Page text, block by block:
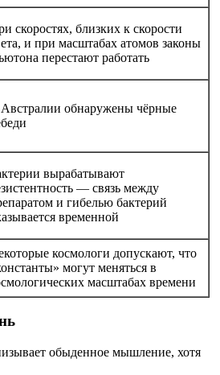
скоростях, близких к скорости
и при масштабах атомов законы
перестают работать
обнаружены чёрные
вырабатывают
— связь между
и гибелью бактерий
временной
космологи допускают, что
могут меняться в
масштабах времени
обыденное мышление, хотя